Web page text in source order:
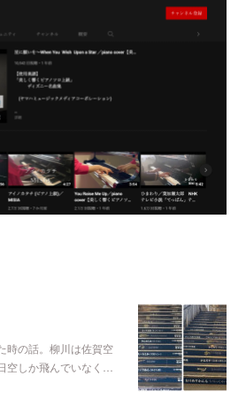
時の話。柳川は佐賀空
空しか飛んでいなく…